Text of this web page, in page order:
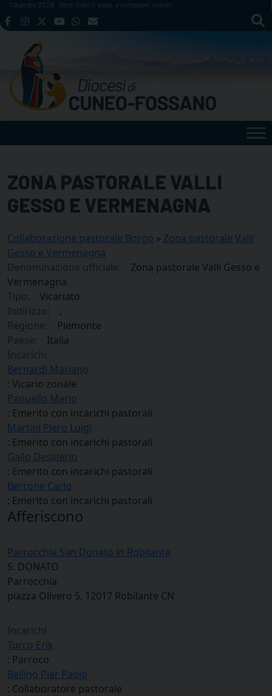
Skip
to
7 Agosto 2026 Santi Sisto II, papa, e compagni, martiri
ZONA PASTORALE VALLI
GESSO E VERMENAGNA
Collaborazione pastorale Borgo » Zona pastorale Valli
Gesso e Vermenagna
Denominazione ufficiale:
Zona pastorale Valli Gesso e
Vermenagna
Tipo:
Vicariato
Indirizzo:
,
Regione:
Piemonte
Paese:
Italia
Incarichi
Bernardi Mariano
: Vicario zonale
Panuello Mario
: Emerito con incarichi pastorali
Martini Piero Luigi
: Emerito con incarichi pastorali
Gallo Desiderio
: Emerito con incarichi pastorali
Berrone Carlo
: Emerito con incarichi pastorali
Afferiscono
Parrocchia San Donato in Robilante
S. DONATO
Parrocchia
piazza Olivero 5, 12017 Robilante CN
Incarichi
Turco Erik
: Parroco
Bellino Pier Paolo
: Collaboratore pastorale